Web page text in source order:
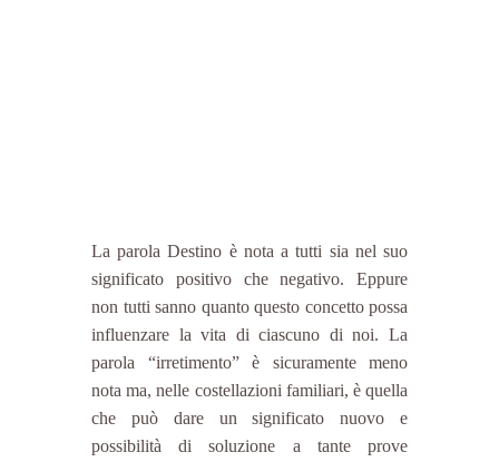
La parola Destino è nota a tutti sia nel suo
significato positivo che negativo. Eppure
non tutti sanno quanto questo concetto possa
influenzare la vita di ciascuno di noi. La
parola “irretimento” è sicuramente meno
nota ma, nelle costellazioni familiari, è quella
che può dare un significato nuovo e
possibilità di soluzione a tante prove